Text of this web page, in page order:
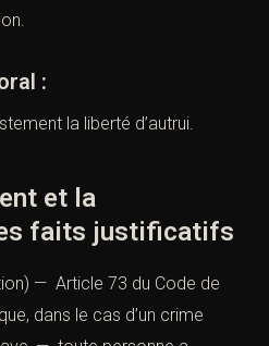
:
la liberté d’autrui.
et la
faits
—Article 73 du Code de